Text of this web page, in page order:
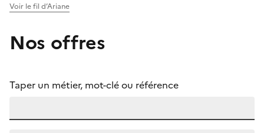
Voir le fil d’Ariane
Nos offres
Taper un métier, mot-clé ou référence